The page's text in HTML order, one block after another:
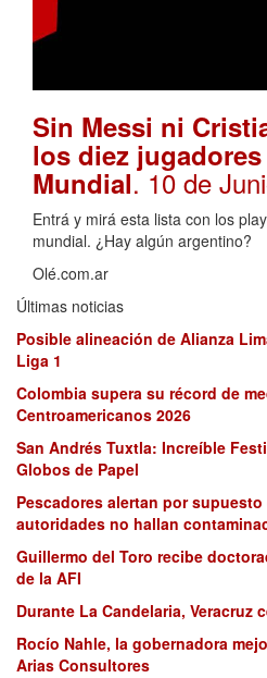
Sin Messi ni
los diez
Mundial. 10 de
Entrá y mirá esta lista con los
mundial. ¿Hay algún argentino?
Olé.com.ar
Últimas noticias
Posible alineación de Alianza
Liga 1
Colombia supera su récord de
Centroamericanos 2026
San Andrés Tuxtla: Increíble
Globos de Papel
Pescadores alertan por
autoridades no hallan
Guillermo del Toro recibe
de la AFI
Durante La Candelaria, Veracruz
Rocío Nahle, la gobernadora
Arias Consultores